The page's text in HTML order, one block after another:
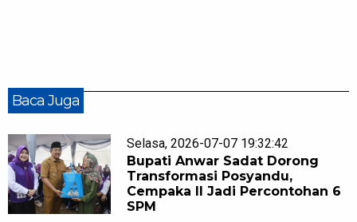
Baca Juga
Selasa, 2026-07-07 19:32:42
Bupati Anwar Sadat Dorong
Transformasi Posyandu,
Cempaka II Jadi Percontohan 6
SPM